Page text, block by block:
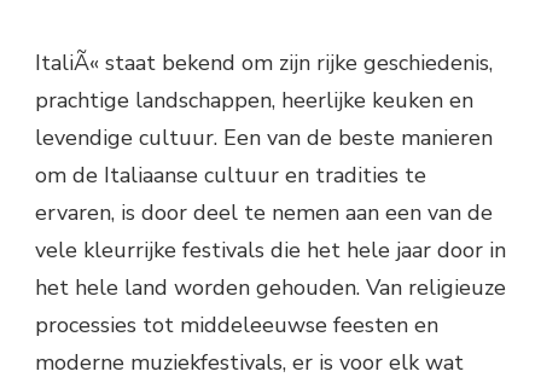
ItaliÃ« staat bekend om zijn rijke geschiedenis,
prachtige landschappen, heerlijke keuken en
levendige cultuur. Een van de beste manieren
om de Italiaanse cultuur en tradities te
ervaren, is door deel te nemen aan een van de
vele kleurrijke festivals die het hele jaar door in
het hele land worden gehouden. Van religieuze
processies tot middeleeuwse feesten en
moderne muziekfestivals, er is voor elk wat